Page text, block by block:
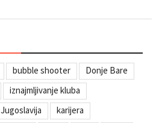
bubble shooter
Donje Bare
iznajmljivanje kluba
Jugoslavija
karijera